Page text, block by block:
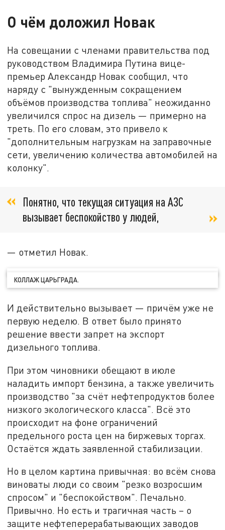
О чём доложил Новак
На совещании с членами правительства под
руководством Владимира Путина вице-
премьер Александр Новак сообщил, что
наряду с "вынужденным сокращением
объёмов производства топлива" неожиданно
увеличился спрос на дизель — примерно на
треть. По его словам, это привело к
"дополнительным нагрузкам на заправочные
сети, увеличению количества автомобилей на
колонку".
Понятно, что текущая ситуация на АЗС
вызывает беспокойство у людей,
— отметил Новак.
КОЛЛАЖ ЦАРЬГРАДА.
И действительно вызывает — причём уже не
первую неделю. В ответ было принято
решение ввести запрет на экспорт
дизельного топлива.
При этом чиновники обещают в июле
наладить импорт бензина, а также увеличить
производство "за счёт нефтепродуктов более
низкого экологического класса". Всё это
происходит на фоне ограничений
предельного роста цен на биржевых торгах.
Остаётся ждать заявленной стабилизации.
Но в целом картина привычная: во всём снова
виноваты люди со своим "резко возросшим
спросом" и "беспокойством". Печально.
Привычно. Но есть и трагичная часть – о
защите нефтеперерабатывающих заводов